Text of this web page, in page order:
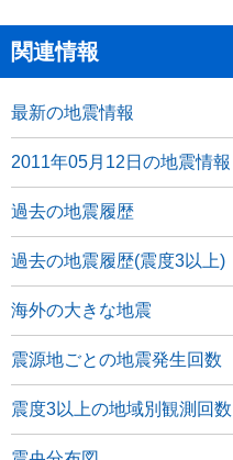
関連情報
最新の地震情報
2011年05月12日の地震情報
過去の地震履歴
過去の地震履歴(震度3以上)
海外の大きな地震
震源地ごとの地震発生回数
震度3以上の地域別観測回数